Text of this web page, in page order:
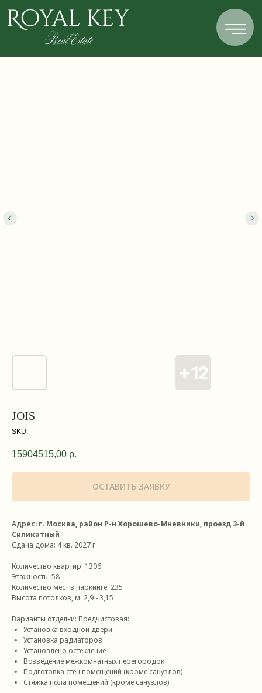
Назад
JOIS
SKU:
15904515,00 р.
ОСТАВИТЬ ЗАЯВКУ
Адрес: г. Москва, район Р-н Хорошево-Мневники, проезд 3-й
Силикатный
Сдача дома: 4 кв. 2027 г
Количество квартир: 1306
Этажность: 58
Количество мест в паркинге: 235
Высота потолков, м: 2,9 - 3,15
Варианты отделки: Предчистовая:
Установка входной двери
Установка радиаторов
Установлено остекление
Возведение межкомнатных перегородок
Подготовка стен помещений (кроме санузлов)
Стяжка пола помещений (кроме санузлов)